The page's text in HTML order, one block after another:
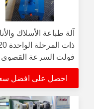
آلة طباعة الأسلاك
ذات
فولت السرعة القصوى
500m/min
احصل على افضل